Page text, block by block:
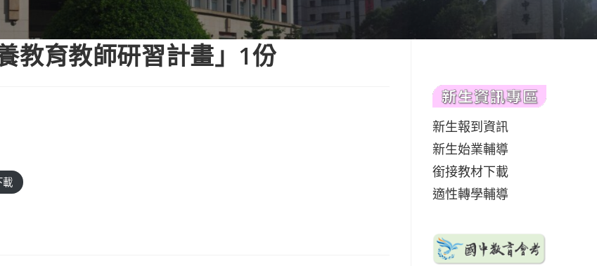
教育教師研習計畫」1份
載
新生報到資訊
新生始業輔導
銜接教材下載
適性轉學輔導